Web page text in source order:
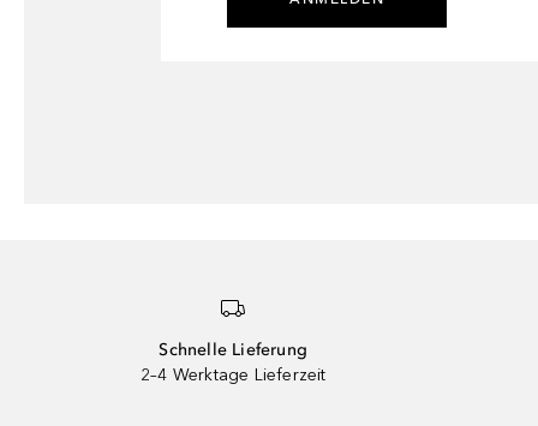
Schnelle Lieferung
2–4 Werktage Lieferzeit